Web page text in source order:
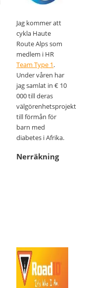
Jag kommer att
cykla Haute
Route Alps som
medlem i HR
Team Type 1.
Under våren har
jag samlat in € 10
000 till deras
välgörenhetsprojekt
till förmån för
barn med
diabetes i Afrika.
Nerräkning